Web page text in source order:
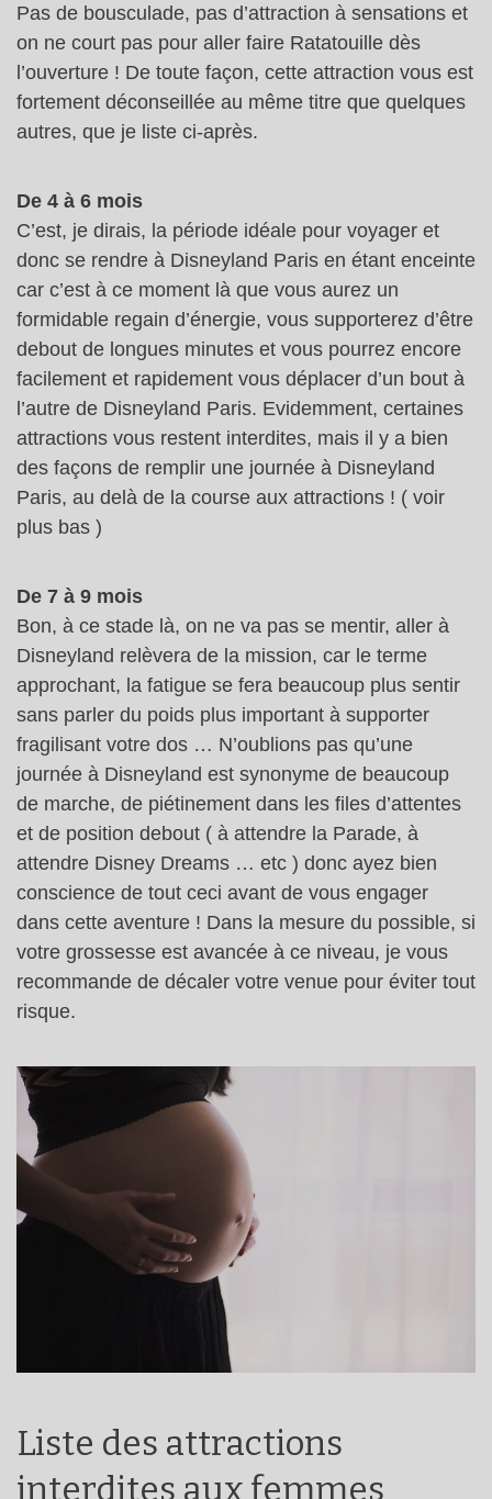
Pas de bousculade, pas d’attraction à sensations et
on ne court pas pour aller faire Ratatouille dès
l’ouverture ! De toute façon, cette attraction vous est
fortement déconseillée au même titre que quelques
autres, que je liste ci-après.
De 4 à 6 mois
C’est, je dirais, la période idéale pour voyager et
donc se rendre à Disneyland Paris en étant enceinte
car c’est à ce moment là que vous aurez un
formidable regain d’énergie, vous supporterez d’être
debout de longues minutes et vous pourrez encore
facilement et rapidement vous déplacer d’un bout à
l’autre de Disneyland Paris. Evidemment, certaines
attractions vous restent interdites, mais il y a bien
des façons de remplir une journée à Disneyland
Paris, au delà de la course aux attractions ! ( voir
plus bas )
De 7 à 9 mois
Bon, à ce stade là, on ne va pas se mentir, aller à
Disneyland relèvera de la mission, car le terme
approchant, la fatigue se fera beaucoup plus sentir
sans parler du poids plus important à supporter
fragilisant votre dos … N’oublions pas qu’une
journée à Disneyland est synonyme de beaucoup
de marche, de piétinement dans les files d’attentes
et de position debout ( à attendre la Parade, à
attendre Disney Dreams … etc ) donc ayez bien
conscience de tout ceci avant de vous engager
dans cette aventure ! Dans la mesure du possible, si
votre grossesse est avancée à ce niveau, je vous
recommande de décaler votre venue pour éviter tout
risque.
Liste des attractions
interdites aux femmes